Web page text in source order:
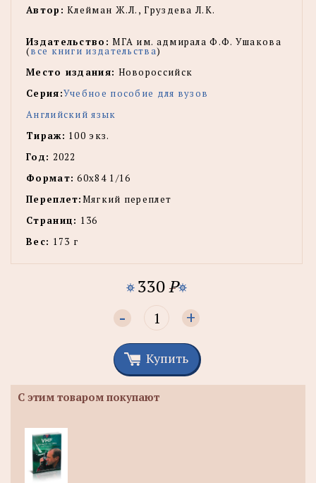
Автор: Клейман Ж.Л., Груздева Л.К.
Издательство: МГА им. адмирала Ф.Ф. Ушакова
(все книги издательства)
Место издания: Новороссийск
Серия:Учебное пособие для вузов
Английский язык
Тираж: 100 экз.
Год: 2022
Формат: 60х84 1/16
Переплет:Мягкий переплет
Страниц: 136
Вес: 173 г
330P
- +
Купить
С этим товаром покупают